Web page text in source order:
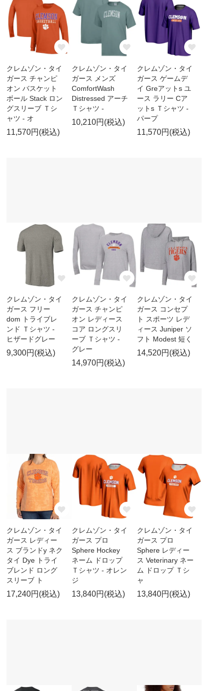
クレムゾン・タイ
ガース チャンピ
オン バスケット
ボール Stack ロン
グスリーブ Ｔシ
ャツ - オ
11,570円(税込)
クレムゾン・タイ
ガース メンズ
ComfortWash
Distressed アーチ
Ｔシャツ -
10,210円(税込)
クレムゾン・タイ
ガース ゲームデ
イ Greアットs ユ
ース ラリー Cア
ットs Ｔシャツ -
パープ
11,570円(税込)
クレムゾン・タイ
ガース フリー
dom トライブレ
ンド Ｔシャツ -
ヒザードグレー
9,300円(税込)
クレムゾン・タイ
ガース チャンピ
オン レディース
コア ロングスリ
ーブ Ｔシャツ -
グレー
14,970円(税込)
クレムゾン・タイ
ガース コンセプ
ト スポーツ レデ
ィース Juniper ソ
フト Modest 短く
14,520円(税込)
クレムゾン・タイ
ガース レディー
ス ブランドy ネク
タイ Dye トライ
ブレンド ロング
スリーブ ト
17,240円(税込)
クレムゾン・タイ
ガース プロ
Sphere Hockey
ネーム ドロップ
Ｔシャツ - オレン
ジ
13,840円(税込)
クレムゾン・タイ
ガース プロ
Sphere レディー
ス Veterinary ネー
ム ドロップ Ｔシ
ャ
13,840円(税込)